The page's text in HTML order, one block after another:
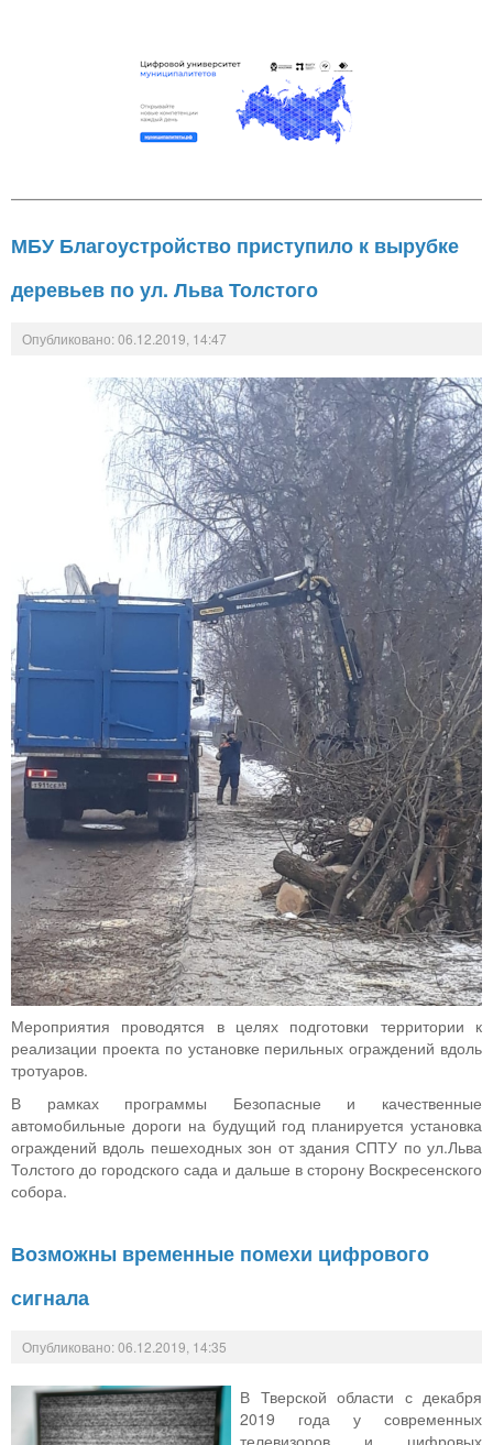
МБУ Благоустройство приступило к вырубке
деревьев по ул. Льва Толстого
Опубликовано: 06.12.2019, 14:47
Мероприятия проводятся в целях подготовки территории к
реализации проекта по установке перильных ограждений вдоль
тротуаров.
В рамках программы Безопасные и качественные
автомобильные дороги на будущий год планируется установка
ограждений вдоль пешеходных зон от здания СПТУ по ул.Льва
Толстого до городского сада и дальше в сторону Воскресенского
собора.
Возможны временные помехи цифрового
сигнала
Опубликовано: 06.12.2019, 14:35
В Тверской области с декабря
2019 года у современных
телевизоров и цифровых